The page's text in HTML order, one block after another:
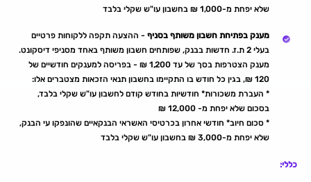
שלא יפחת מ-1,000 ₪ בחשבון עו"ש שקלי בלבד
מענק בפתיחת חשבון משותף בסניף - ההצעה תקפה ללקוחות פרטיים
בעלי 2 ת.ז. חדשות בבנק, שפותחים חשבון משותף באחד מסניפי דיסקונט.
מענק הצטרפות בסך של עד 1,200 ₪ - בפריסה למענקים חודשיים של
120 ₪, בגין כל חודש בו התקיימו בחשבון תנאי הזכאות מצטברים אלו:
* העברת משכורות* חודשיות בחודש קודם לחשבון עו"ש שקלי בלבד,
בסכום שלא יפחת מ- 12,000 ₪
* סכום חיוב* חודשי אחרון בכרטיסי האשראי הבנקאיים שהונפקו עי הבנק,
שלא יפחת מ-3,000 ₪ בחשבון עו"ש שקלי בלבד
כללי: